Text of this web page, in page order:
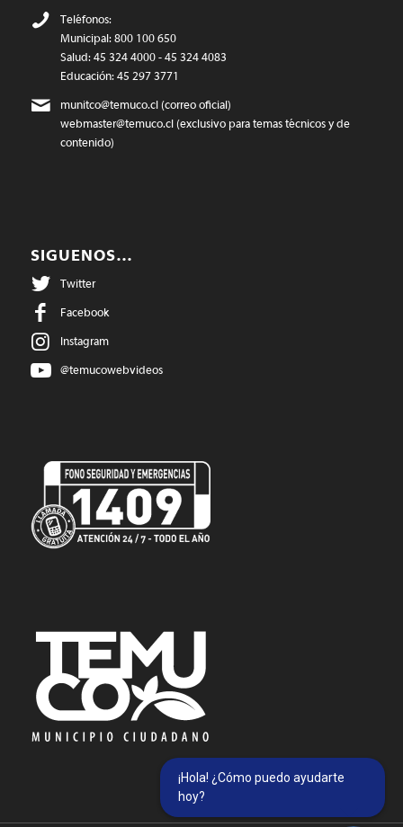
Teléfonos:
Municipal: 800 100 650
Salud: 45 324 4000 - 45 324 4083
Educación: 45 297 3771
munitco@temuco.cl(correo oficial)
webmaster@temuco.cl(exclusivo para temas técnicos y de
contenido)
SIGUENOS…
Twitter
Facebook
Instagram
@temucowebvideos
¡Hola! ¿Cómo puedo ayudarte
hoy?